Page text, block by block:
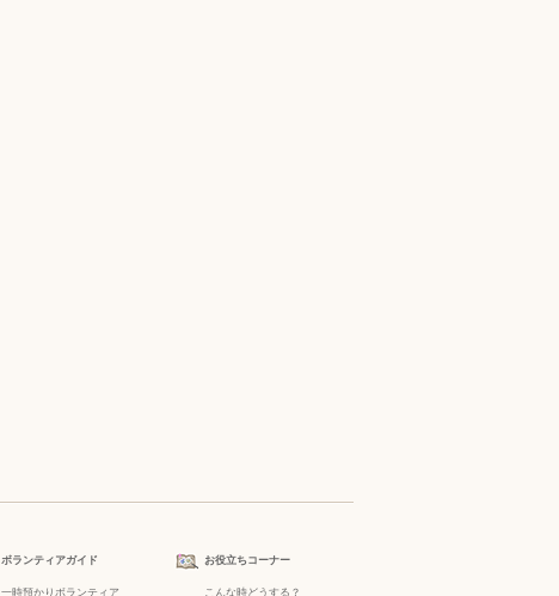
ボランティアガイド
一時預かりボランティア
お役立ちコーナー
こんな時どうする？